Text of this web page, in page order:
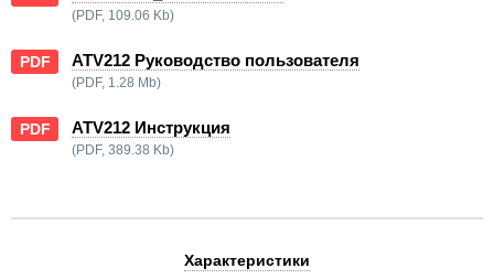
(PDF, 109.06 Kb)
PDF ATV212 Руководство пользователя
(PDF, 1.28 Mb)
PDF ATV212 Инструкция
(PDF, 389.38 Kb)
Характеристики